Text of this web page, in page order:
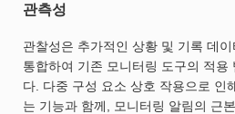
관측성
관찰성은 추가적인 상황 및 기록 데
통합하여 기존 모니터링 도구의 적용
다. 다중 구성 요소 상호 작용으로 인
는 기능과 함께, 모니터링 알림의 근